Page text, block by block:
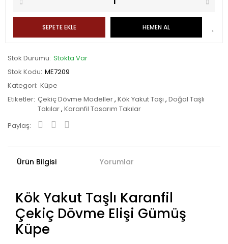
SEPETE EKLE HEMEN AL
Stok Durumu Stokta Var
Stok Kodu ME7209
Kategori Küpe
Etiketler Çekiç Dövme Modeller, Kök Yakut Taşı , Doğal Taşlı
Takılar, Karanfil Tasarım Takılar
Paylaş:
Ürün Bilgisi Yorumlar
Kök Yakut Taşlı Karanfil
Çekiç Dövme Elişi Gümüş
Küpe